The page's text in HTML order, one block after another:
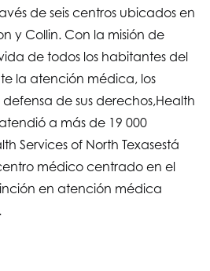
de seis centros ubicados en
y Collin. Con la misión de
de todos los habitantes del
la atención médica, los
de sus derechos,Health
a más de 19 000
Services of North Texasestá
médico centrado en el
en atención médica